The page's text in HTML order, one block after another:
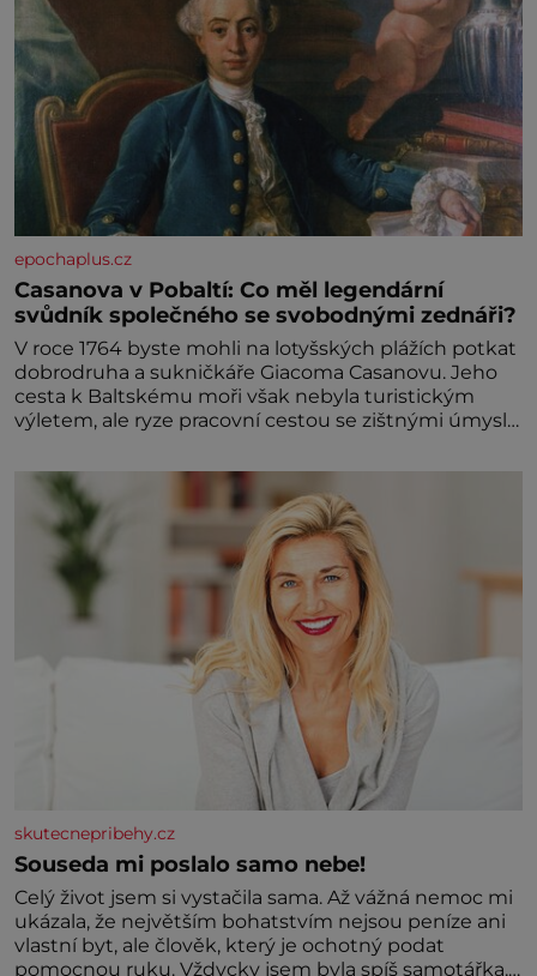
epochaplus.cz
Casanova v Pobaltí: Co měl legendární
svůdník společného se svobodnými zednáři?
V roce 1764 byste mohli na lotyšských plážích potkat
dobrodruha a sukničkáře Giacoma Casanovu. Jeho
cesta k Baltskému moři však nebyla turistickým
výletem, ale ryze pracovní cestou se zištnými úmysly.
procházel uličkami lotyšské Rigy? Casanova v Pobaltí
kontaktoval tamní zednářské lóže. Nebyl v této
oblasti žádným nováčkem, protože do zednářské
skutecnepribehy.cz
Souseda mi poslalo samo nebe!
Celý život jsem si vystačila sama. Až vážná nemoc mi
ukázala, že největším bohatstvím nejsou peníze ani
vlastní byt, ale člověk, který je ochotný podat
pomocnou ruku. Vždycky jsem byla spíš samotářka.